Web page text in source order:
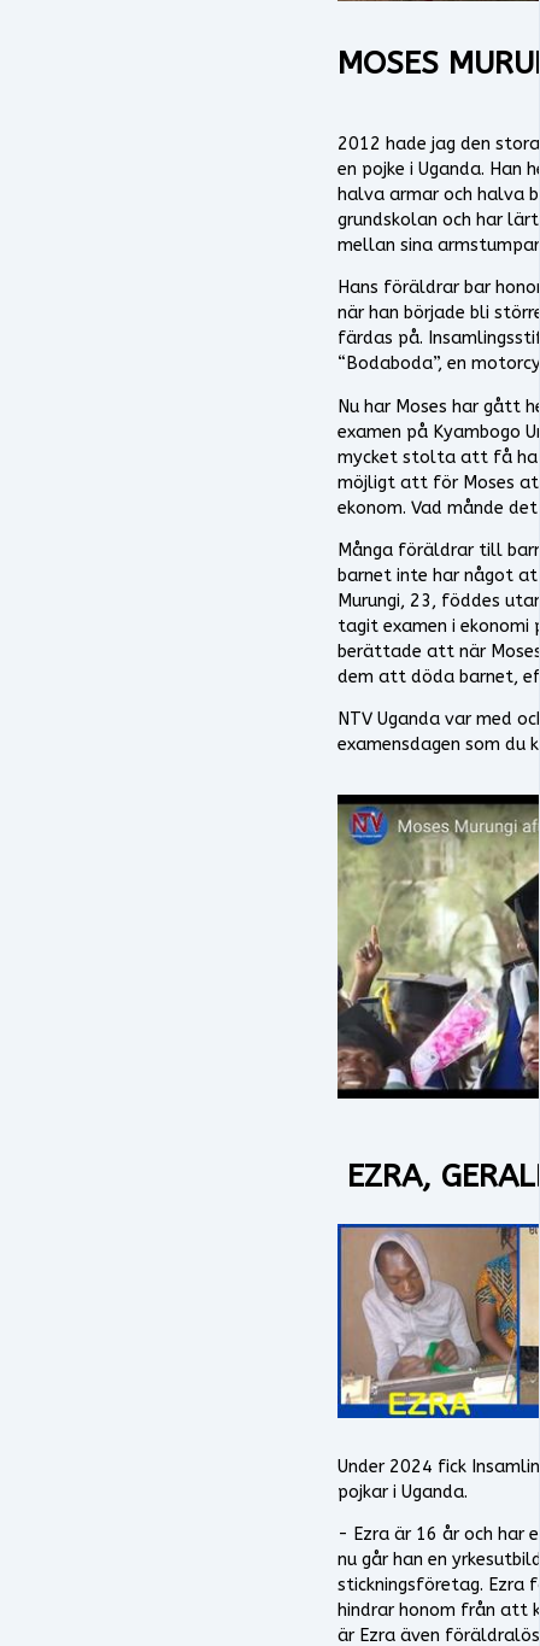
MOSES
2012 hade jag den
en pojke i Uganda. Han
halva armar och halva
grundskolan och har
mellan sina
Hans föräldrar bar
när han började bli
färdas på.
“Bodaboda”, en
Nu har Moses har gått
examen på Kyambogo
mycket stolta att få ha
möjligt att för Moses
ekonom. Vad månde
Många föräldrar till
barnet inte har något
Murungi, 23, föddes
tagit examen i ekonomi
berättade att när
dem att döda barnet,
NTV Uganda var med
examensdagen som du
EZRA,
Under 2024 fick
pojkar i Uganda.
- Ezra är 16 år och
nu går han en
stickningsföretag. Ezra
hindrar honom från att
är Ezra även